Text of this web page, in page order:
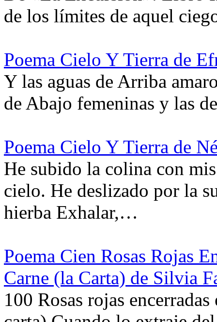
de los límites de aquel
Poema Cielo Y Tierra de
Y las aguas de Arriba
de Abajo femeninas y las
Poema Cielo Y Tierra de
He subido la colina con
cielo. He deslizado por la
hierba Exhalar,…
Poema Cien Rosas Rojas
Carne (la Carta) de Silvia
100 Rosas rojas